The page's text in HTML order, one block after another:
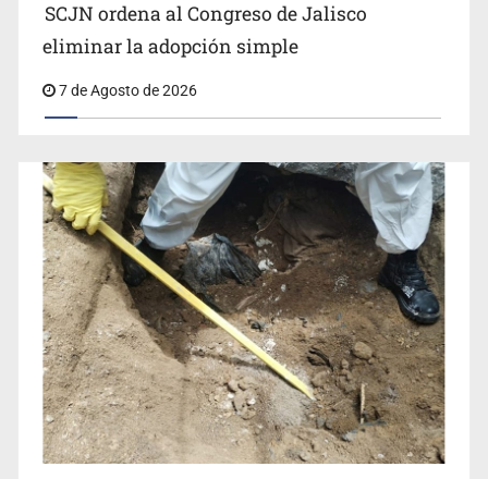
Fiscalía exhuma 126 cuerpos de 32 fosas
SCJN ordena al Congreso de Jalisco
eliminar la adopción simple
7 de Agosto de 2026